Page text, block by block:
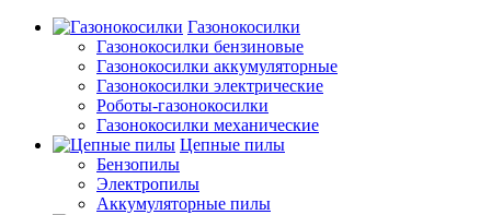
Газонокосилки
Газонокосилки бензиновые
Газонокосилки аккумуляторные
Газонокосилки электрические
Роботы-газонокосилки
Газонокосилки механические
Цепные пилы
Бензопилы
Электропилы
Аккумуляторные пилы